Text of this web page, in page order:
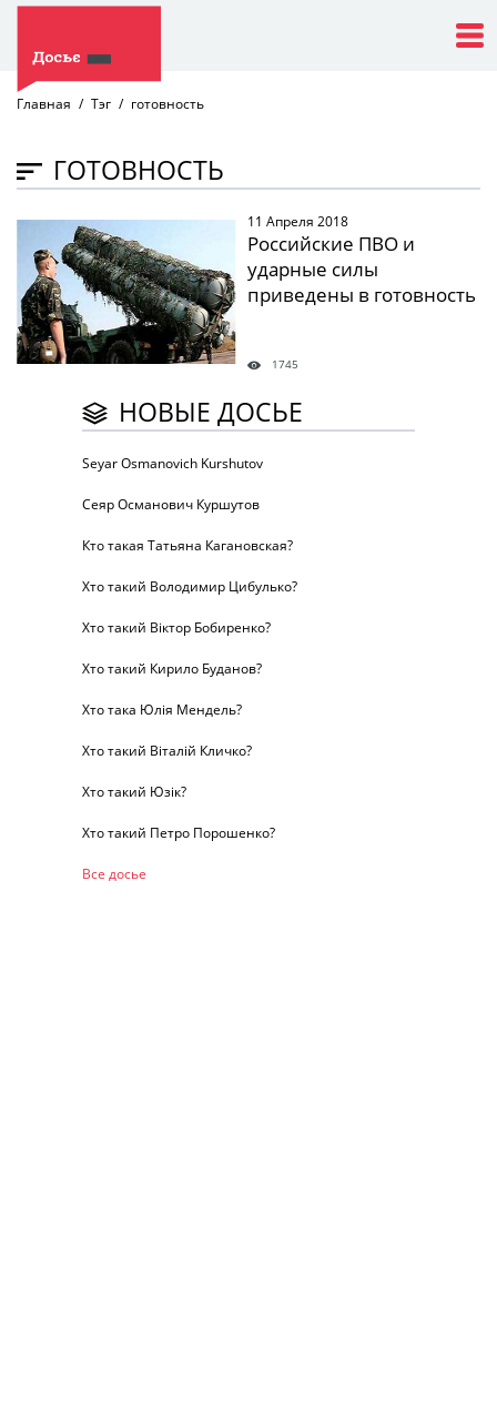
Главная Тэг готовность
ГОТОВНОСТЬ
11 Апреля 2018
Российские ПВО и
ударные силы
приведены в готовность
1745
НОВЫЕ ДОСЬЕ
Seyar Osmanovich Kurshutov
Сеяр Османович Куршутов
Кто такая Татьяна Кагановская?
Хто такий Володимир Цибулько?
Хто такий Віктор Бобиренко?
Хто такий Кирило Буданов?
Хто така Юлія Мендель?
Хто такий Віталій Кличко?
Хто такий Юзік?
Хто такий Петро Порошенко?
Все досье